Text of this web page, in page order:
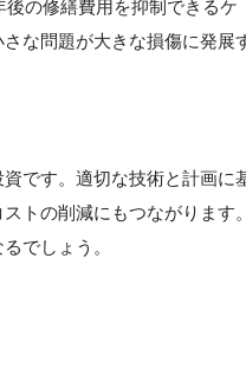
の修繕費用を抑制できるケ
な問題が大きな損傷に発展
です。適切な技術と計画に
トの削減にもつながります。
でしょう。